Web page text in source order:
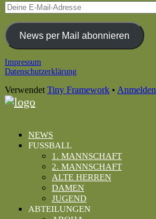
Deine
E-
Mail-
AdresseNews per Mail abonnieren
Footer
Impressum
Datenschutzerklärung
Verwendet Tiny Framework • Anmelden
NEWS
FUSSBALL
1. MANNSCHAFT
2. MANNSCHAFT
ALTE HERREN
DAMEN
JUGEND
ABTEILUNGEN